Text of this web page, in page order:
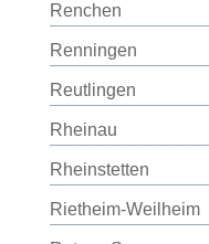
Renchen
Renningen
Reutlingen
Rheinau
Rheinstetten
Rietheim-Weilheim